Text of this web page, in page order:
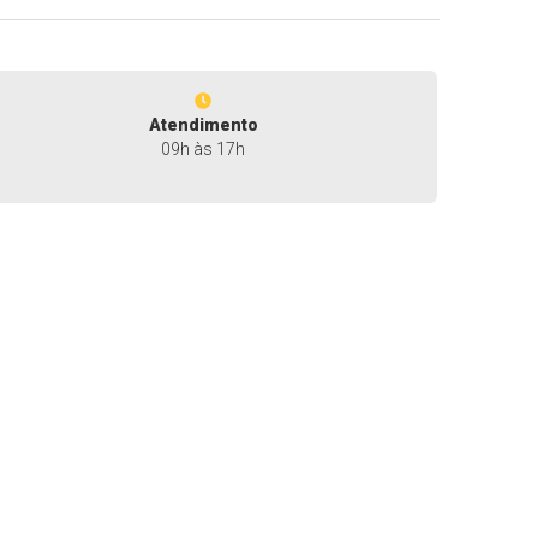
Atendimento
09h às 17h